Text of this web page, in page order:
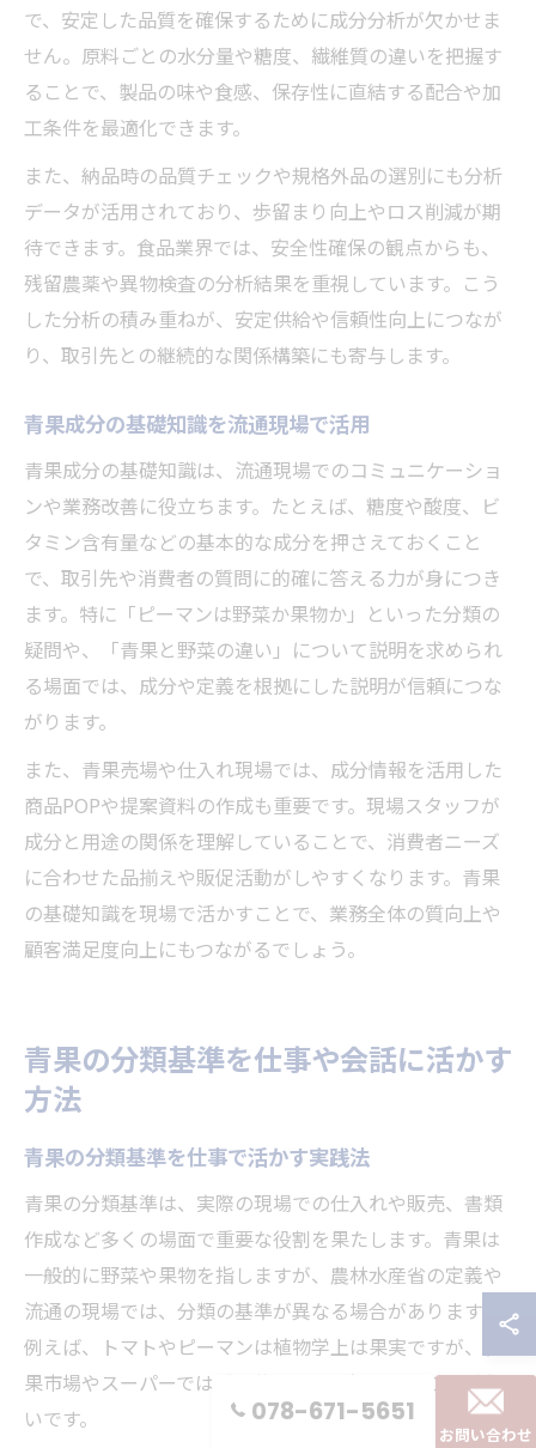
で、安定した品質を確保するために成分分析が欠かせま
せん。原料ごとの水分量や糖度、繊維質の違いを把握す
ることで、製品の味や食感、保存性に直結する配合や加
工条件を最適化できます。
また、納品時の品質チェックや規格外品の選別にも分析
データが活用されており、歩留まり向上やロス削減が期
待できます。食品業界では、安全性確保の観点からも、
残留農薬や異物検査の分析結果を重視しています。こう
した分析の積み重ねが、安定供給や信頼性向上につなが
り、取引先との継続的な関係構築にも寄与します。
青果成分の基礎知識を流通現場で活用
青果成分の基礎知識は、流通現場でのコミュニケーショ
ンや業務改善に役立ちます。たとえば、糖度や酸度、ビ
タミン含有量などの基本的な成分を押さえておくこと
で、取引先や消費者の質問に的確に答える力が身につき
ます。特に「ピーマンは野菜か果物か」といった分類の
疑問や、「青果と野菜の違い」について説明を求められ
る場面では、成分や定義を根拠にした説明が信頼につな
がります。
また、青果売場や仕入れ現場では、成分情報を活用した
商品POPや提案資料の作成も重要です。現場スタッフが
成分と用途の関係を理解していることで、消費者ニーズ
に合わせた品揃えや販促活動がしやすくなります。青果
の基礎知識を現場で活かすことで、業務全体の質向上や
顧客満足度向上にもつながるでしょう。
青果の分類基準を仕事や会話に活かす
方法
青果の分類基準を仕事で活かす実践法
青果の分類基準は、実際の現場での仕入れや販売、書類
作成など多くの場面で重要な役割を果たします。青果は
一般的に野菜や果物を指しますが、農林水産省の定義や
流通の現場では、分類の基準が異なる場合があります。
例えば、トマトやピーマンは植物学上は果実ですが、青
果市場やスーパーでは「野菜」として扱われることが多
いです。
078-671-5651
お問い合わせ